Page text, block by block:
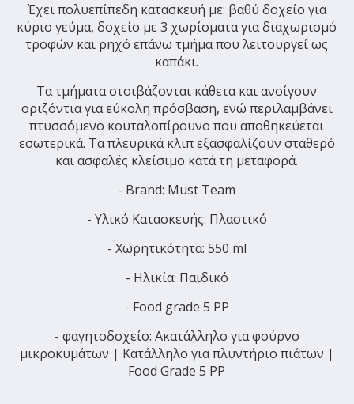
Έχει πολυεπίπεδη κατασκευή με: βαθύ δοχείο για
κύριο γεύμα, δοχείο με 3 χωρίσματα για διαχωρισμό
τροφών και ρηχό επάνω τμήμα που λειτουργεί ως
καπάκι.
Τα τμήματα στοιβάζονται κάθετα και ανοίγουν
οριζόντια για εύκολη πρόσβαση, ενώ περιλαμβάνει
πτυσσόμενο κουταλοπίρουνο που αποθηκεύεται
εσωτερικά. Τα πλευρικά κλιπ εξασφαλίζουν σταθερό
και ασφαλές κλείσιμο κατά τη μεταφορά.
- Brand: Must Team
- Υλικό Κατασκευής: Πλαστικό
- Χωρητικότητα: 550 ml
- Ηλικία: Παιδικό
- Food grade 5 PP
- φαγητοδοχείο: Ακατάλληλο για φούρνο
μικροκυμάτων | Κατάλληλο για πλυντήριο πιάτων |
Food Grade 5 PP